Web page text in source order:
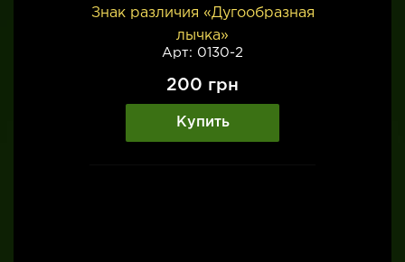
Знак различия «Дугообразная
лычка»
Арт: 0130-2
200 грн
Купить